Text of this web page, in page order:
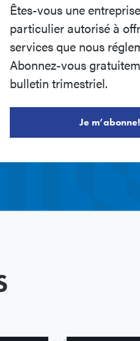
Êtes-vous une
particulier autorisé à
services que nous
Abonnez-vous
bulletin trimestriel.
Je m’abonne!